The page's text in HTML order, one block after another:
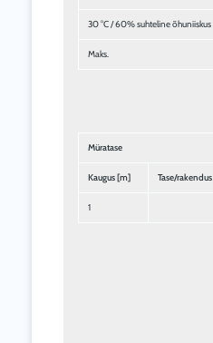
30 °C / 60% suhteline õhuniiskus
Maks.
Müratase
Kaugus [m] Tase/rakendus
1